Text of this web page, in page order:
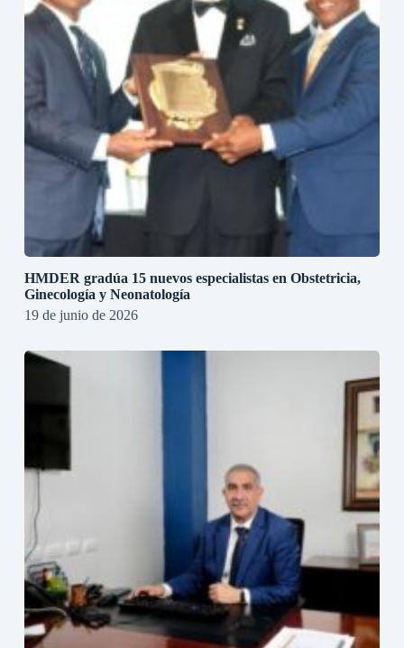
HMDER gradúa 15 nuevos especialistas en Obstetricia,
Ginecología y Neonatología
19 de junio de 2026